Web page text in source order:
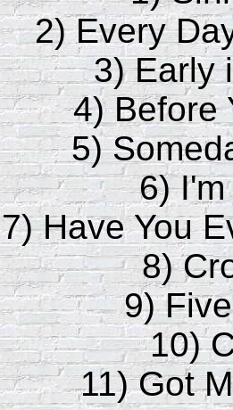
2) Every
3) Early
4) Before
5)
6)
7) Have You
8)
9)
10)
11) Got